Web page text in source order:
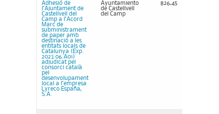
Adhesió de
l’Ajuntament de
Castellvell del
Camp a l’Acord
Marc de
subministrament
de paper amb
destinació a les
entitats locals de
Catalunya (Exp.
2023.06.A01)
adjudicat pel
consorci català
pel
desenvolupament
local a l’empresa
Lyreco España,
S.A.
Ayuntamiento
de Castellvell
del Camp
826,45